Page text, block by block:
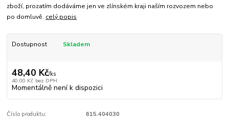
zboží, prozatím dodáváme jen ve zlínském kraji naším rozvozem nebo
po domluvě. celý popis
Dostupnost Skladem
48,40 Kč/ks
40,00 Kč bez DPH
Momentálně není k dispozici
Číslo produktu:
615.404030